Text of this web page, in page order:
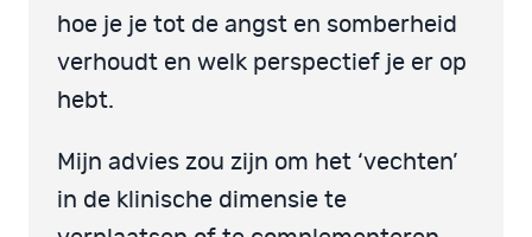
hoe je je tot de angst en somberheid
verhoudt en welk perspectief je er op
hebt.
Mijn advies zou zijn om het ‘vechten’
in de klinische dimensie te